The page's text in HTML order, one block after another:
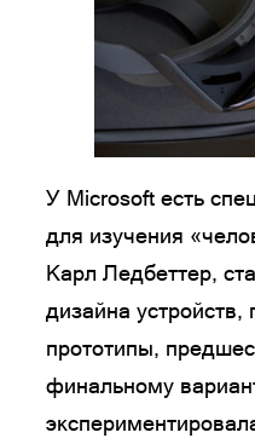
У Microsoft есть
для изучения
Карл Ледбеттер,
дизайна устройств,
прототипы,
финальному